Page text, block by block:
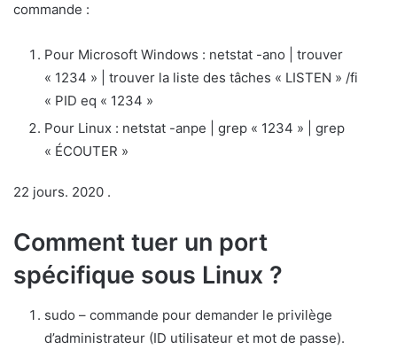
commande :
Pour Microsoft Windows : netstat -ano | trouver
« 1234 » | trouver la liste des tâches « LISTEN » /fi
« PID eq « 1234 »
Pour Linux : netstat -anpe | grep « 1234 » | grep
« ÉCOUTER »
22 jours. 2020 .
Comment tuer un port
spécifique sous Linux ?
sudo – commande pour demander le privilège
d’administrateur (ID utilisateur et mot de passe).